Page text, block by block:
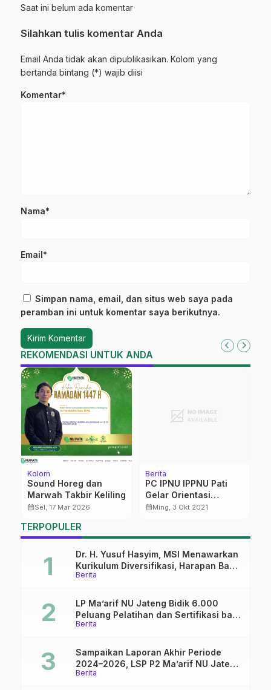
Saat ini belum ada komentar
Silahkan tulis komentar Anda
Email Anda tidak akan dipublikasikan. Kolom yang
bertanda bintang (*) wajib diisi
Komentar*
Nama*
Email*
Simpan nama, email, dan situs web saya pada
peramban ini untuk komentar saya berikutnya.
REKOMENDASI UNTUK ANDA
Kolom
Sound Horeg dan
Marwah Takbir Keliling
calendar_monthSel, 17 Mar 2026
Berita
PC IPNU IPPNU Pati
Gelar Orientasi
Pengurus Harian
calendar_monthMing, 3 Okt 2021
TERPOPULER
Berita
Dr. H. Yusuf Hasyim, MSI Menawarkan
Kurikulum Diversifikasi, Harapan Baru
dalam dunia pendidikan
Berita
LP Ma’arif NU Jateng Bidik 6.000
Peluang Pelatihan dan Sertifikasi bagi
Lulusan SMK
Berita
Sampaikan Laporan Akhir Periode
2024–2026, LSP P2 Ma’arif NU Jateng
Mantapkan Sinergi Link and Match